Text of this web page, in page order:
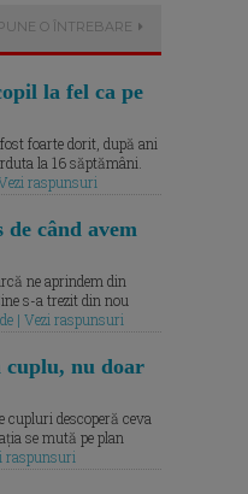
O ÎNTREBARE
la fel ca pe
foarte dorit, după ani
la 16 săptămâni.
raspunsuri
de când avem
ne aprindem din
s-a trezit din nou
| Vezi raspunsuri
cuplu, nu doar
cupluri descoperă ceva
se mută pe plan
raspunsuri